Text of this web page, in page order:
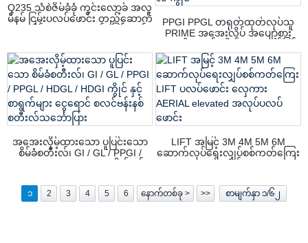
Q235 သံစဲဇိမ်ခံခုံ ကွင်းလော့ခ် အလူ
မီနမ် ငြမ်းပလပ်ဖောင်း တည်ဆောက်
PPGI PPGL တရုတ်ထုတ်လုပ်သူ
PRIME အအေးလိပ် အပျော့စား
လှိမ့်ထားသော ဂယ်လက်ဗနီဇစ်စတီး
လ် ကွိုင်
အအေးလှိမ့်ထားသော ပူပြင်းသော
စိမ်ခံစတီးလ်၊ GI / GL / PPGI /
တီးလ်သင်္ဘောပြား
LIFT အမြင့် 3M 4M 5M 6M
ဆောက်လုပ်ရေးလျှပ်စစ်ကတ်ကြေး
ဖောင်း
၁ 2 3 4 5 6 နောက်တစ်ခု > >> စာမျက်နှာ ၁/၆၂